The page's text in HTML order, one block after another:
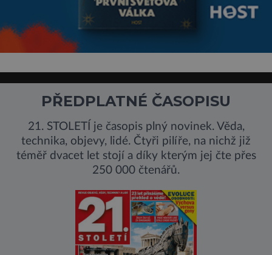
PŘEDPLATNÉ ČASOPISU
21. STOLETÍ je časopis plný novinek. Věda,
technika, objevy, lidé. Čtyři pilíře, na nichž již
téměř dvacet let stojí a díky kterým jej čte přes
250 000 čtenářů.